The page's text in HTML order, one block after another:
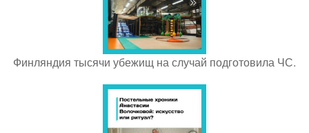
Финляндия тысячи убежищ на случай подготовила ЧС.